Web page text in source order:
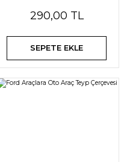
290,00 TL
SEPETE EKLE